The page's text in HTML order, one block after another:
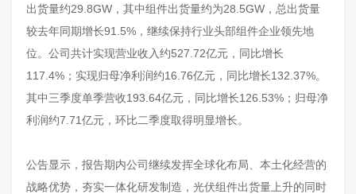
出货量约29.8GW，其中组件出货量约为28.5GW，总出货量
较去年同期增长91.5%，继续保持行业头部组件企业领先地
位。公司共计实现营业收入约527.72亿元，同比增长
117.4%；实现归母净利润约16.76亿元，同比增长132.37%。
其中三季度单季营收193.64亿元，同比增长126.53%；归母净
利润约7.71亿元，环比二季度取得明显增长。
公告显示，报告期内公司继续发挥全球化布局、本土化经营的
战略优势，夯实一体化研发制造，光伏组件出货量上升的同时